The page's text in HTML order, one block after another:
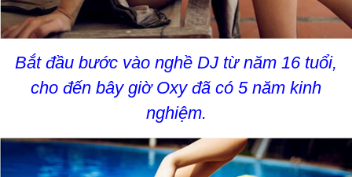
Bắt đầu bước vào nghề DJ từ năm 16 tuổi,
cho đến bây giờ Oxy đã có 5 năm kinh
nghiệm.